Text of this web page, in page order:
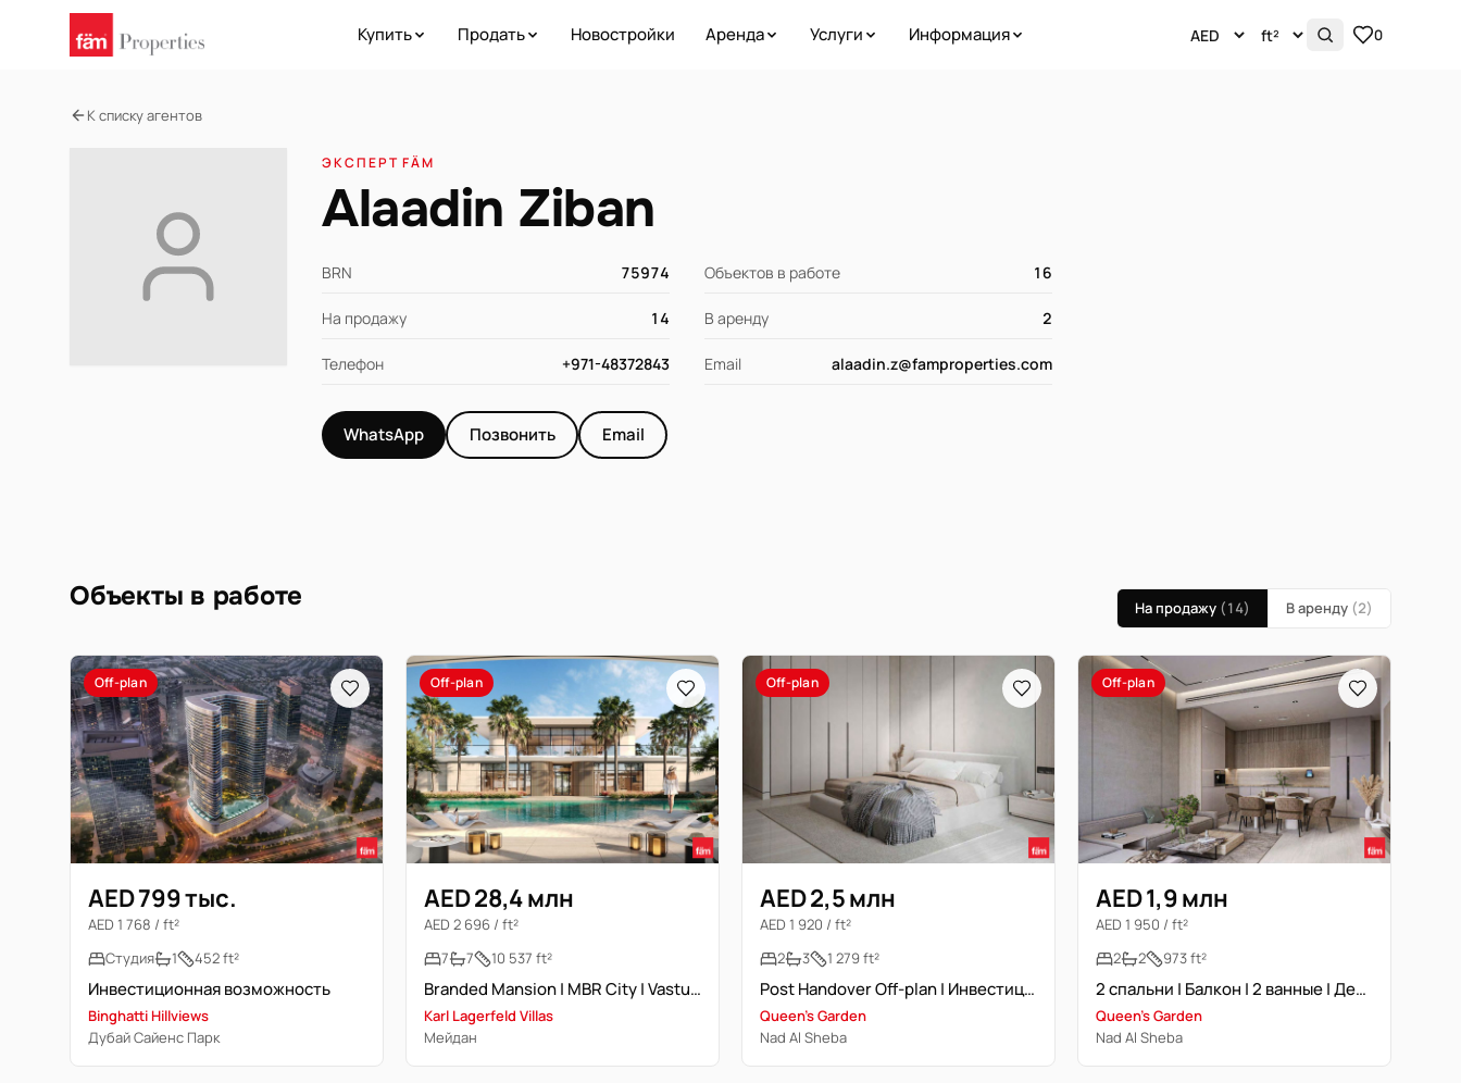
Купить Продать Новостройки Аренда Услуги Информация 0
К списку агентов
ЭКСПЕРТ FÄM
Alaadin Ziban
BRN 75974 Объектов в работе 16
На продажу 14 В аренду 2
Телефон +971-48372843 Email alaadin.z@famproperties.com
WhatsApp Позвонить Email
Объекты в работе На продажу (14) В аренду (2)
Off-plan
AED 799 тыс.
AED 1 768 / ft²
Студия
1 452 ft²
Инвестиционная возможность
Binghatti Hillviews
Дубай Сайенс Парк
Off-plan
AED 28,4 млн
AED 2 696 / ft²
7
7 10 537 ft²
Branded Mansion | MBR City | Vastu | Off-plan
Karl Lagerfeld Villas
Мейдан
Off-plan
AED 2,5 млн
AED 1 920 / ft²
2
3 1 279 ft²
Post Handover Off-plan | Инвестиционная возможность
Queen's Garden
Nad Al Sheba
Off-plan
AED 1,9 млн
AED 1 950 / ft²
2
2 973 ft²
2 спальни | Балкон | 2 ванные | Декабрь 2026
Queen's Garden
Nad Al Sheba